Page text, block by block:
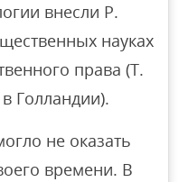
внесли Р.
науках
права (Т.
Голландии).
не оказать
времени. В